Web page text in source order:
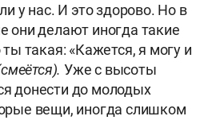
у нас. И это здорово. Но в
они делают иногда такие
такая: «Кажется, я могу и
Уже с высоты
донести до молодых
вещи, иногда слишком